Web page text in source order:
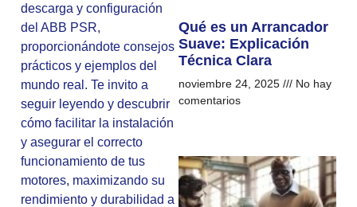
descarga y configuración
del ABB PSR,
proporcionándote consejos
prácticos y ejemplos del
mundo real. Te invito a
seguir leyendo y descubrir
cómo facilitar la instalación
y asegurar el correcto
funcionamiento de tus
motores, maximizando su
rendimiento y durabilidad a
Qué es un Arrancador
Suave: Explicación
Técnica Clara
noviembre 24, 2025
No hay
comentarios